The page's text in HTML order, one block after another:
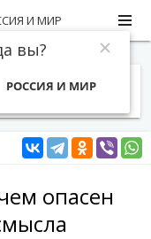
И МИР
вы?
РОССИЯ И МИР
ФОТО
опасен